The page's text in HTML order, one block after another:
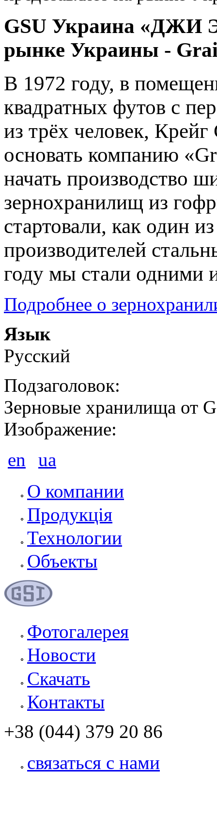
GSU Украина «ДЖИ
рынке Украины -
В 1972 году, в
квадратных футов с
из трёх человек,
основать компанию
начать производство
зернохранилищ из
стартовали, как один
производителей
году мы стали одними
Подробнее о
Язык
Русский
Подзаголовок:
Зерновые хранилища от
Изображение:
en
ua
О компании
Продукція
Технологии
Объекты
Фотогалерея
Новости
Скачать
Контакты
+38 (044) 379 20 86
связаться с нами